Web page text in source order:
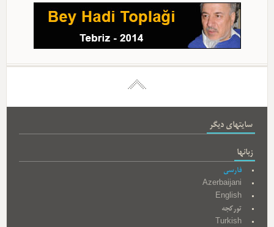
سایتهای دیگر
زبانها
فارسی
Azerbaijani
English
تورکجه
Turkish